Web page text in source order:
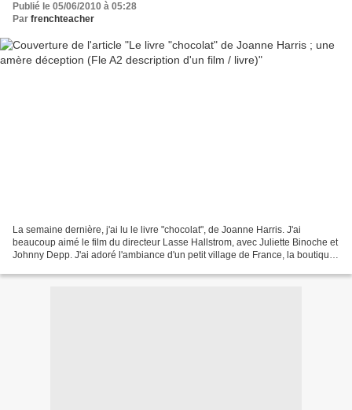
Publié le 05/06/2010 à 05:28
Par frenchteacher
La semaine dernière, j'ai lu le livre "chocolat", de Joanne Harris. J'ai
beaucoup aimé le film du directeur Lasse Hallstrom, avec Juliette Binoche et
Johnny Depp. J'ai adoré l'ambiance d'un petit village de France, la boutique